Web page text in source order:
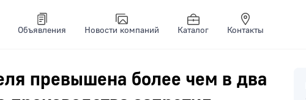
Объявления Новости компаний Каталог Контакты
превышена более чем в два